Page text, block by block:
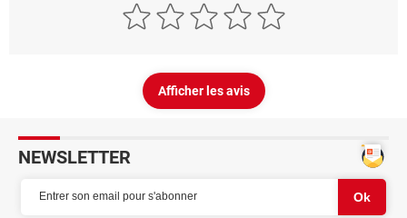
Afficher les avis
NEWSLETTER